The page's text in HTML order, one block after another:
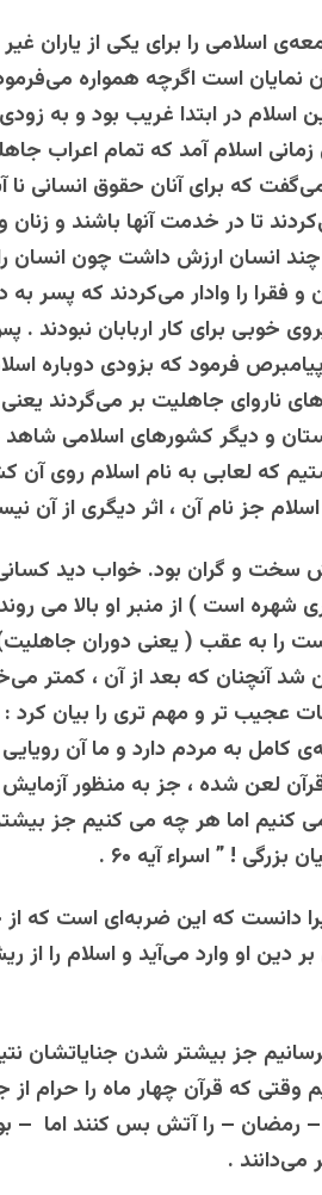
اسلامی را برای یکی از یاران
نمایان است اگرچه همواره
وسيعود كما بدأ غريباً ” ۱ – دین اسلام در ابتدا غریب بود و به
اسلام آمد که تمام اعراب
که برای آنان حقوق انسانی نا
تا در خدمت آنها باشند و زنان
چند انسان ارزش داشت چون انسان
را وادار می‌کردند که پسر به
خوبی برای کار اربابان نبودند .
فرمود که بزودی دوباره
جاهلیت بر می‌گردند یعنی
و دیگر کشورهای اسلامی
که لعابی به نام اسلام روی آن
جز نام آن ، اثر دیگری از آن
سخت‌‌ و گران‌‌ بود. خواب‌‌ دید
شهره است ) از منبر‌‌ او بالا ‌‌می
را به ‌‌عقب ( یعنی‌‌ دوران
آنچنان ‌‌که ‌‌بعد از آن ، کمتر
‌‌عجیب تر و مهم‌ تری را بیان‌‌ کرد :
‌کامل ‌‌‌به ‌‌‌مردم‌‌ ‌‌دارد و ما آن‌‌‌‌ رویایی‌‌
‌‌لعن‌‌ شده‌‌ ، جز به‌‌ منظور
می کنیم ‌‌اما هر چه ‌‌‌می کنیم ‌‌جز‌‌
! ” اسراء آیه ۶۰ .
دانست‌ كه ‌‌این ‌‌ضربه‌ای است‌‌ كه
او وارد می‌آید ‌‌و اسلام ‌‌را از
جز بیشتر شدن جنایاتشان
که قرآن چهار ماه را حرام
– را آتش بس کنند اما –
می‌دانند .